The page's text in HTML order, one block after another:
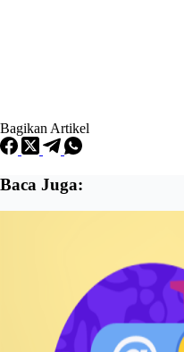
Bagikan Artikel
Baca Juga: